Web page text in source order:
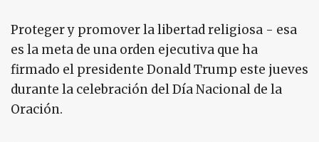
Proteger y promover la libertad religiosa - esa
es la meta de una orden ejecutiva que ha
firmado el presidente Donald Trump este jueves
durante la celebración del Día Nacional de la
Oración.